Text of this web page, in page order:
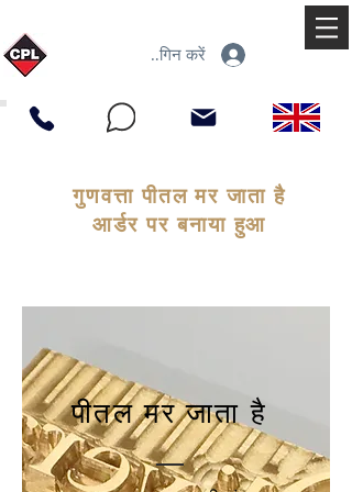
लॉगिन करें
गुणवत्ता पीतल मर जाता है
आर्डर पर बनाया हुआ
पीतल मर जाता है